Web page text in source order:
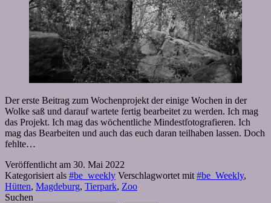
Der erste Beitrag zum Wochenprojekt der einige Wochen in der
Wolke saß und darauf wartete fertig bearbeitet zu werden. Ich mag
das Projekt. Ich mag das wöchentliche Mindestfotografieren. Ich
mag das Bearbeiten und auch das euch daran teilhaben lassen. Doch
fehlte…
Veröffentlicht am 30. Mai 2022
Kategorisiert als #be_weekly Verschlagwortet mit #be_Weekly,
Hütten, Magdeburg, Tierpark, Zoo
Suchen